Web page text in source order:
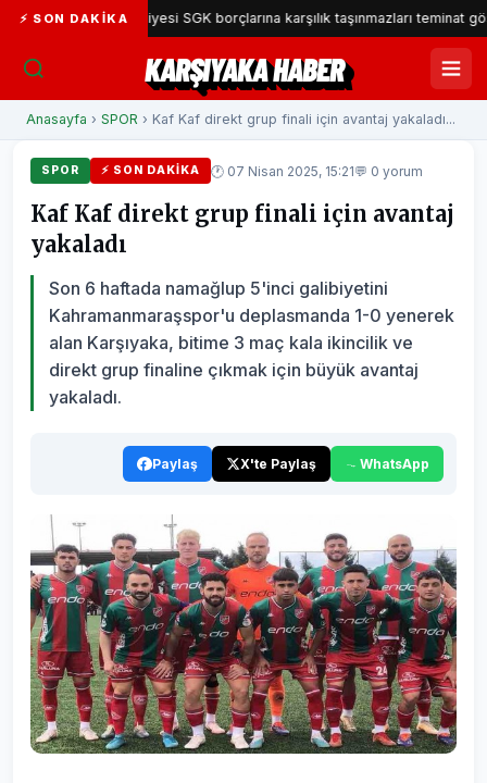
⚡ SON DAKIKA
Belediyesi SGK borçlarına karşılık taşınmazları teminat gösterecek
KARŞIYAKA HABER
Anasayfa › SPOR › Kaf Kaf direkt grup finali için avantaj yakaladı...
SPOR ⚡ SON DAKIKA 🕐 07 Nisan 2025, 15:21💬 0 yorum
Kaf Kaf direkt grup finali için avantaj
yakaladı
Son 6 haftada namağlup 5'inci galibiyetini
Kahramanmaraşspor'u deplasmanda 1-0 yenerek
alan Karşıyaka, bitime 3 maç kala ikincilik ve
direkt grup finaline çıkmak için büyük avantaj
yakaladı.
Paylaş X'te Paylaş WhatsApp